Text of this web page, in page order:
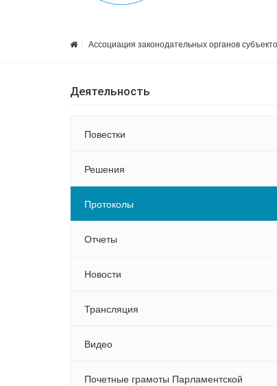
Ассоциация законодательных органов
Деятельность
Повестки
Решения
Протоколы
Отчеты
Новости
Трансляция
Видео
Почетные грамоты Парламентской